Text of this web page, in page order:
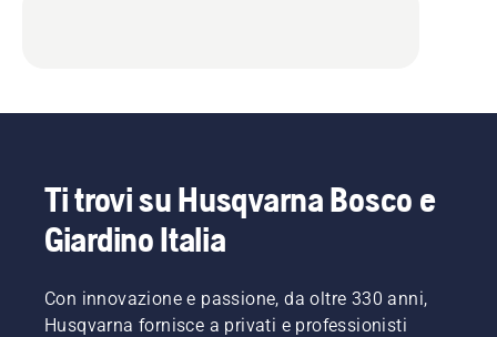
Ti trovi su Husqvarna Bosco e
Giardino Italia
Con innovazione e passione, da oltre 330 anni,
Husqvarna fornisce a privati e professionisti